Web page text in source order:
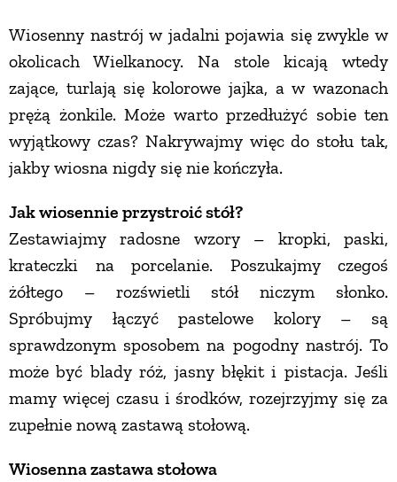
Wiosenny nastrój w jadalni pojawia się zwykle w
okolicach Wielkanocy. Na stole kicają wtedy
zające, turlają się kolorowe jajka, a w wazonach
prężą żonkile. Może warto przedłużyć sobie ten
wyjątkowy czas? Nakrywajmy więc do stołu tak,
jakby wiosna nigdy się nie kończyła.
Jak wiosennie przystroić stół?
Zestawiajmy radosne wzory – kropki, paski,
krateczki na porcelanie. Poszukajmy czegoś
żółtego – rozświetli stół niczym słonko.
Spróbujmy łączyć pastelowe kolory – są
sprawdzonym sposobem na pogodny nastrój. To
może być blady róż, jasny błękit i pistacja. Jeśli
mamy więcej czasu i środków, rozejrzyjmy się za
zupełnie nową zastawą stołową.
Wiosenna zastawa stołowa
RZEMIOSŁO
ZWYCZAJE
ZRÓB TO SAM
PRZEPISY
ŚNIADANIA
PRZYSTAWKI
ZUPY